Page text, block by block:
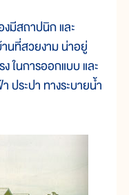
สถาปนิก และ
นที่สวยงาม น่าอยู่
ในการออกแบบ และ
ประปา ทางระบายน้ำ